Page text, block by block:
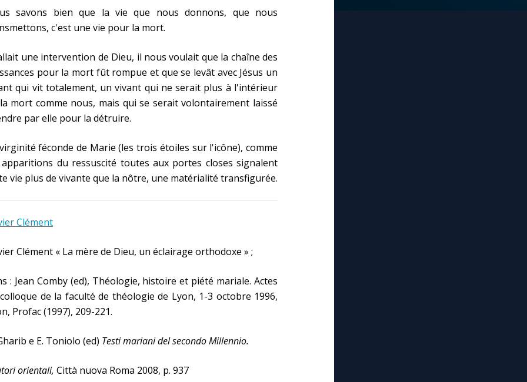
savons bien que la vie que nous donnons, que nous
c'est une vie pour la mort.
une intervention de Dieu, il nous voulait que la chaîne des
pour la mort fût rompue et que se levât avec Jésus un
qui vit totalement, un vivant qui ne serait plus à l'intérieur
mort comme nous, mais qui se serait volontairement laissé
par elle pour la détruire.
féconde de Marie (les trois étoiles sur l'icône), comme
apparitions du ressuscité toutes aux portes closes signalent
vie plus de vivante que la nôtre, une matérialité transfigurée.
Clément
Clément « La mère de Dieu, un éclairage orthodoxe » ;
: Jean Comby (ed), Théologie, histoire et piété mariale. Actes
de la faculté de théologie de Lyon, 1-3 octobre 1996,
Profac (1997), 209-221.
e E. Toniolo (ed) Testi mariani del secondo Millennio.
orientali, Città nuova Roma 2008, p. 937